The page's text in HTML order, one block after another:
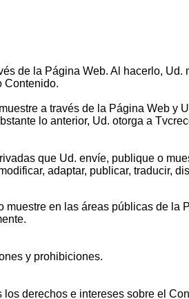
de la Página Web. Al hacerlo,
Contenido.
a través de la Página Web y
lo anterior, Ud. otorga a
que Ud. envíe, publique o
adaptar, publicar, traducir,
en las áreas públicas de la
y prohibiciones.
derechos e intereses sobre el